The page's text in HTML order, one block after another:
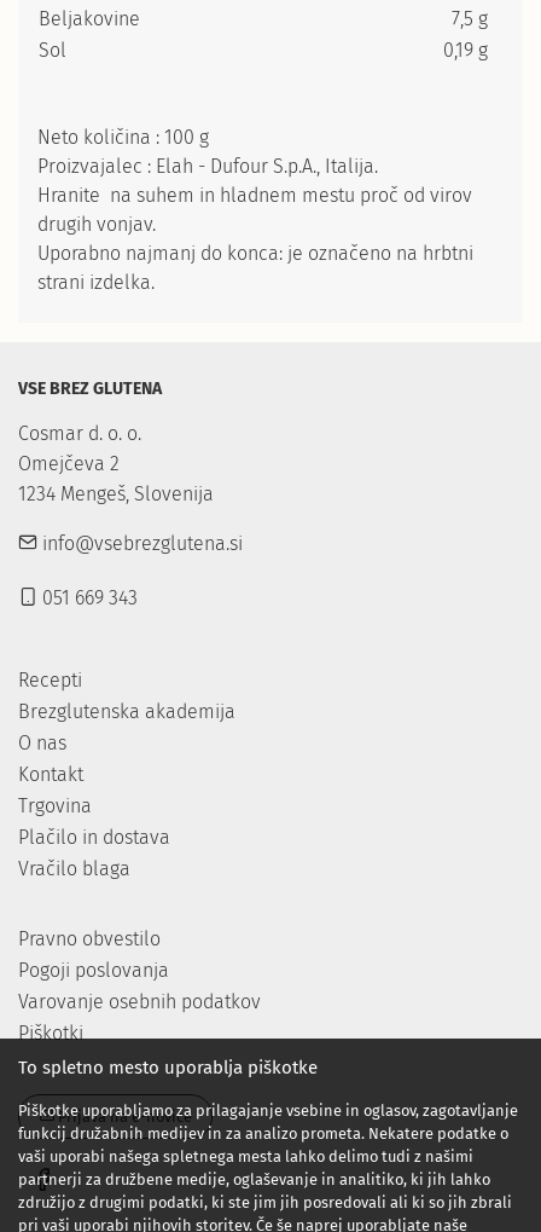
Beljakovine
7,5 g
Sol
0,19 g
Neto količina : 100 g
Proizvajalec : Elah - Dufour S.p.A., Italija.
Hranite na suhem in hladnem mestu proč od virov
drugih vonjav.
Uporabno najmanj do konca: je označeno na hrbtni
strani izdelka.
VSE BREZ GLUTENA
Cosmar d. o. o.
Omejčeva 2
1234 Mengeš, Slovenija
info@vsebrezglutena.si
051 669 343
Recepti
Brezglutenska akademija
O nas
Kontakt
Trgovina
Plačilo in dostava
Vračilo blaga
Pravno obvestilo
Pogoji poslovanja
Varovanje osebnih podatkov
Piškotki
Prijava na e-novice
To spletno mesto uporablja piškotke
Piškotke uporabljamo za prilagajanje vsebine in oglasov, zagotavljanje
funkcij družabnih medijev in za analizo prometa. Nekatere podatke o
vaši uporabi našega spletnega mesta lahko delimo tudi z našimi
partnerji za družbene medije, oglaševanje in analitiko, ki jih lahko
združijo z drugimi podatki, ki ste jim jih posredovali ali ki so jih zbrali
pri vaši uporabi njihovih storitev. Če še naprej uporabljate naše